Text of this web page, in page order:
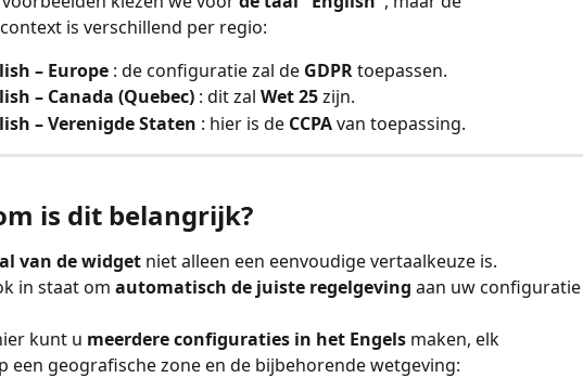
is verschillend per regio:
– Europe : de configuratie zal de GDPR toepassen.
– Canada (Quebec) : dit zal Wet 25 zijn.
– Verenigde Staten : hier is de CCPA van toepassing.
is dit belangrijk?
van de widget niet alleen een eenvoudige vertaalkeuze is.
in staat om automatisch de juiste regelgeving aan uw configuratie
kunt u meerdere configuraties in het Engels maken, elk
een geografische zone en de bijbehorende wetgeving: